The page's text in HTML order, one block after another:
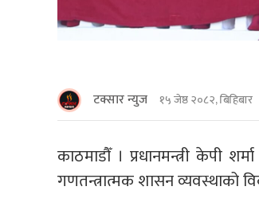
टक्सार न्युज १५ जेष्ठ २०८२, बिहिबार
काठमाडौँ । प्रधानमन्त्री केपी
गणतन्त्रात्मक शासन व्यवस्थाको